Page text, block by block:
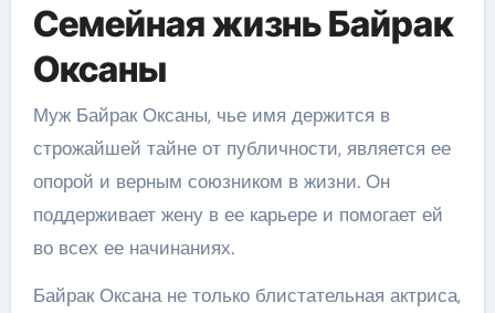
Семейная жизнь Байрак
Оксаны
Муж Байрак Оксаны, чье имя держится в
строжайшей тайне от публичности, является ее
опорой и верным союзником в жизни. Он
поддерживает жену в ее карьере и помогает ей
во всех ее начинаниях.
Байрак Оксана не только блистательная актриса,